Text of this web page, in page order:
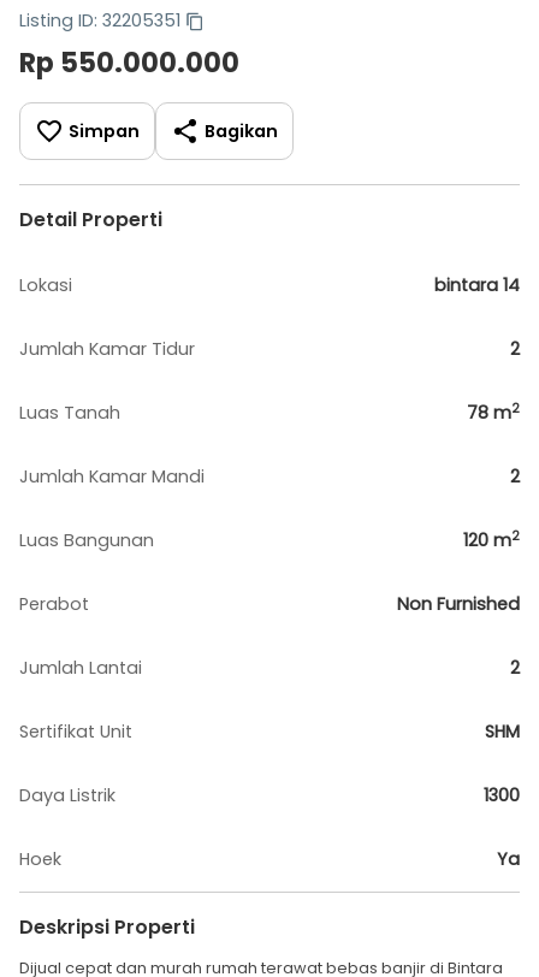
Listing ID: 32205351
Rp 550.000.000
Simpan Bagikan
Detail Properti
Lokasi bintara 14
Jumlah Kamar Tidur 2
Luas Tanah 78 m2
Jumlah Kamar Mandi 2
Luas Bangunan 120 m2
Perabot Non Furnished
Jumlah Lantai 2
Sertifikat Unit SHM
Daya Listrik 1300
Hoek Ya
Deskripsi Properti
Dijual cepat dan murah rumah terawat bebas banjir di Bintara